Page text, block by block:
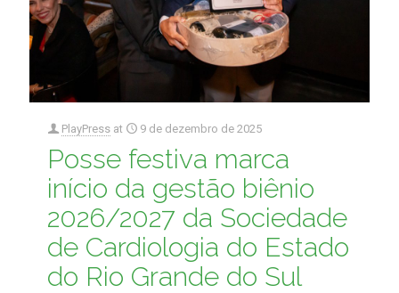
PlayPress at 9 de dezembro de 2025
Posse festiva marca
início da gestão biênio
2026/2027 da Sociedade
de Cardiologia do Estado
do Rio Grande do Sul